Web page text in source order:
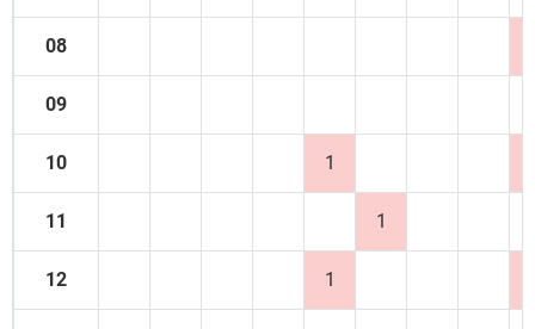
08
09
10 1
11 1
12 1